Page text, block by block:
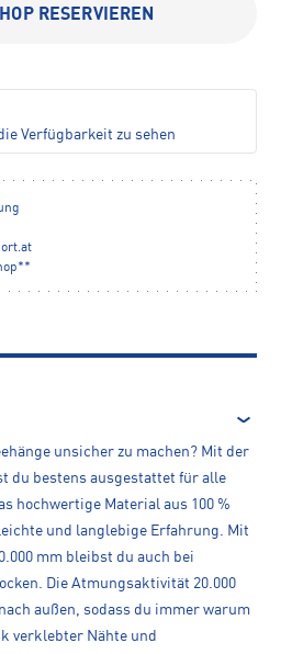
RESERVIEREN
Verfügbarkeit zu sehen
unsicher zu machen? Mit der
du bestens ausgestattet für alle
hochwertige Material aus 100 %
und langlebige Erfahrung. Mit
mm bleibst du auch bei
Die Atmungsaktivität 20.000
außen, sodass du immer warum
verklebter Nähte und